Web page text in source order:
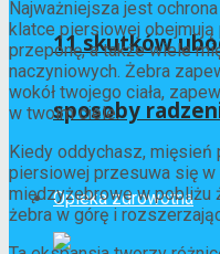
11 skutków
sposoby
Opieka zdrowotna
Najważniejsza jest
klatce piersiowej obejmują
przeponę, a także wiele
naczyniowych. Żebra
wokół twojego ciała,
w twoim ciele.
Kiedy oddychasz,
piersiowej przesuwa się w
międzyżebrowe w pobliżu
żebra w górę i